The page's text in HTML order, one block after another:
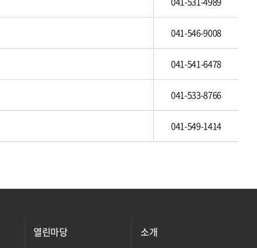
041-546-9008
041-541-6478
041-533-8766
041-549-1414
열린마당 소개